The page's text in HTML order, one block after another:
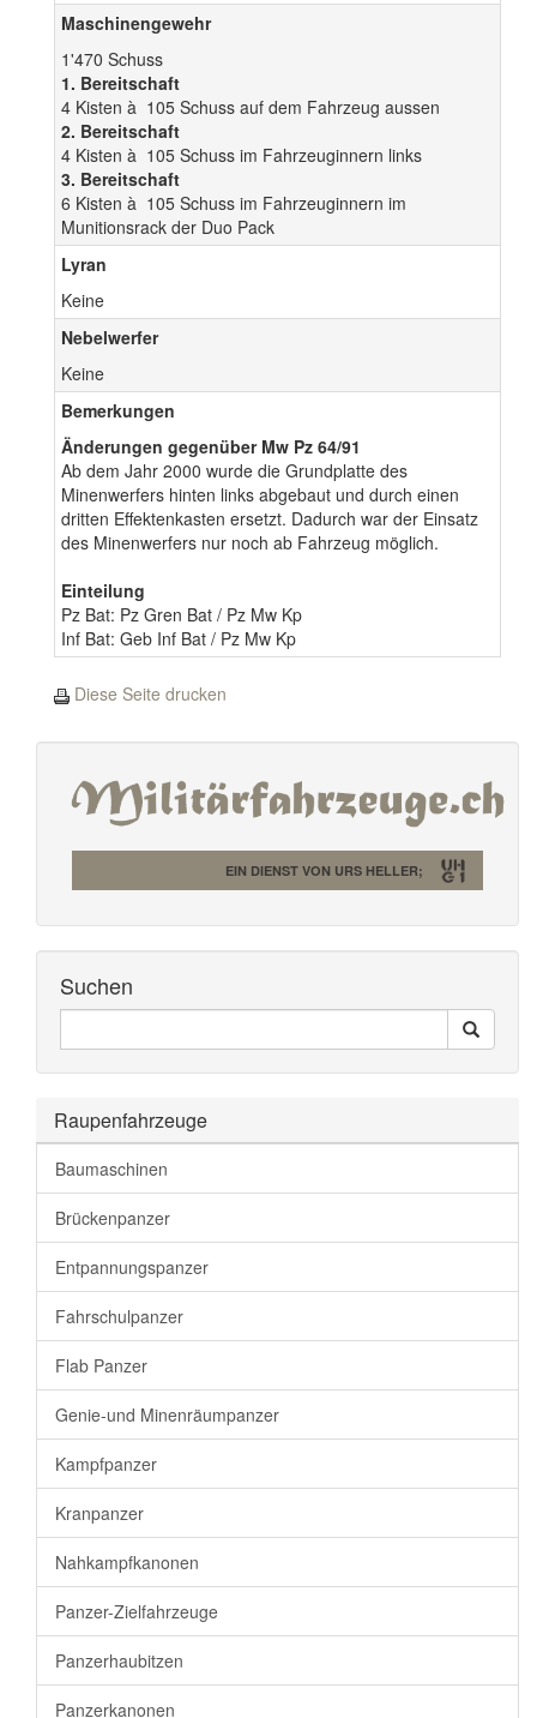
Maschinengewehr
1'470 Schuss
1. Bereitschaft
4 Kisten à 105 Schuss auf dem Fahrzeug aussen
2. Bereitschaft
4 Kisten à 105 Schuss im Fahrzeuginnern links
3. Bereitschaft
6 Kisten à 105 Schuss im Fahrzeuginnern im
Munitionsrack der Duo Pack
Lyran
Keine
Nebelwerfer
Keine
Bemerkungen
Änderungen gegenüber Mw Pz 64/91
Ab dem Jahr 2000 wurde die Grundplatte des
Minenwerfers hinten links abgebaut und durch einen
dritten Effektenkasten ersetzt. Dadurch war der Einsatz
des Minenwerfers nur noch ab Fahrzeug möglich.
Einteilung
Pz Bat: Pz Gren Bat / Pz Mw Kp
Inf Bat: Geb Inf Bat / Pz Mw Kp
Diese Seite drucken
EIN DIENST VON URS HELLER;
Suchen
Durchsuchen
Raupenfahrzeuge
Baumaschinen
Brückenpanzer
Entpannungspanzer
Fahrschulpanzer
Flab Panzer
Genie-und Minenräumpanzer
Kampfpanzer
Kranpanzer
Nahkampfkanonen
Panzer-Zielfahrzeuge
Panzerhaubitzen
Panzerkanonen